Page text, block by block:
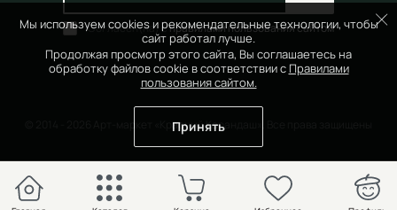
Мы используем cookies и рекомендательные технологии, чтобы
сайт работал лучше.
Продолжая просмотр этого сайта, Вы соглашаетесь на
обработку файлов cookie в соответствии с Правилами
пользования сайтом.
Принять
Согласен(на) справилами пользования сайтом
© 2014 - 2026 Арт-маркет «Красный Карандаш». Все права защищены